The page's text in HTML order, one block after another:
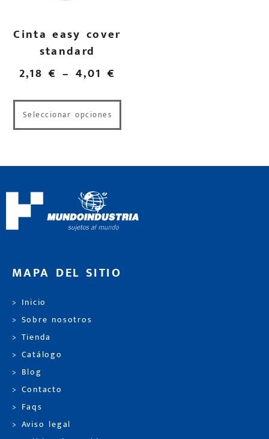
Cinta easy cover
standard
2,18€ – 4,01€
Seleccionar opciones
MAPA DEL SITIO
> Inicio
> Sobre nosotros
> Tienda
> Catálogo
> Blog
> Contacto
> Faqs
> Aviso legal